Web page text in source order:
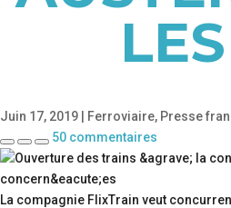
Juin 17, 2019 Ferroviaire, Presse
50 commentaires
La compagnie FlixTrain veut